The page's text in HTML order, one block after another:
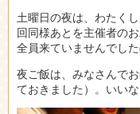
土曜日の夜は、わたく
回同様あとを主催者の
全員来ていませんでし
夜ご飯は、みなさんで
ておきました）。いいな